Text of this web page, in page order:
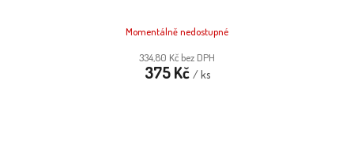
Momentálně nedostupné
334,80 Kč bez DPH
375 Kč / ks